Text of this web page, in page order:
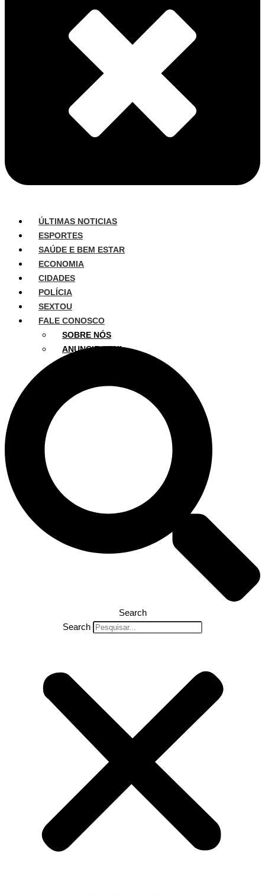
ÚLTIMAS NOTICIAS
ESPORTES
SAÚDE E BEM ESTAR
ECONOMIA
CIDADES
POLÍCIA
SEXTOU
FALE CONOSCO
SOBRE NÓS
ANUNCIE AQUI
Search
Search